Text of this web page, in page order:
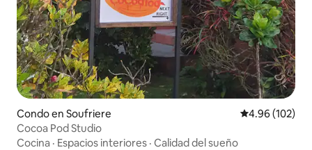
Condo en Soufriere Calificación
4.96 (102)
Cocoa Pod Studio
Cocina · Espacios interiores · Calidad del sueño